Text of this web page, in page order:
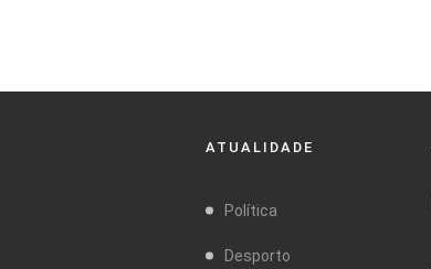
ATUALIDADE
Política
Desporto